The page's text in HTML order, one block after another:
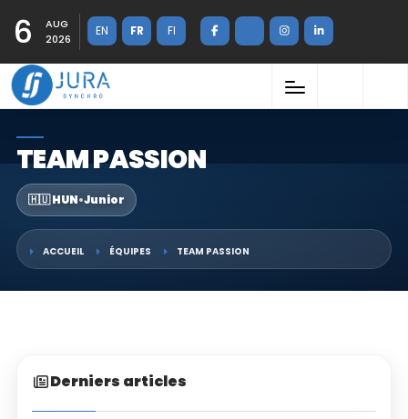
6
AUG
2026
EN FR FI
TEAM PASSION
🇭🇺 HUN•Junior
ACCUEIL ÉQUIPES TEAM PASSION
Derniers articles